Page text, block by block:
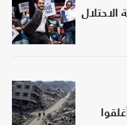
الاحتلال